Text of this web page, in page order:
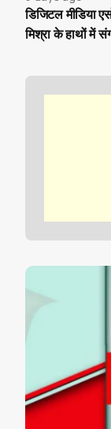
डिजिटल मीडिया
मिश्रा के हाथों में